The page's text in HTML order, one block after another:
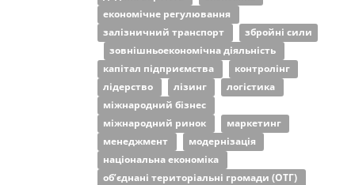
економічне регулювання
залізничний транспорт
збройні сили
зовнішньоекономічна діяльність
капітал підприємства
контролінг
лідерство
лізинг
логістика
міжнародний бізнес
міжнародний ринок
маркетинг
менеджмент
модернізація
національна економіка
об’єднані територіальні громади (ОТГ)